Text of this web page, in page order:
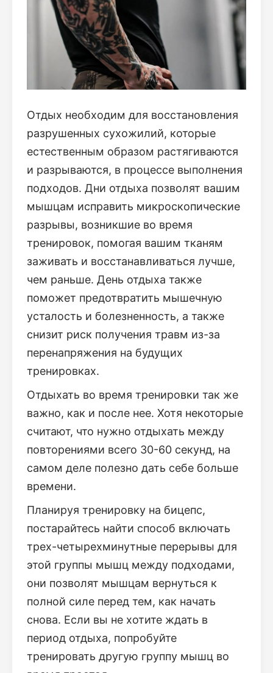
Отдых необходим для восстановления
разрушенных сухожилий, которые
естественным образом растягиваются
и разрываются, в процессе выполнения
подходов. Дни отдыха позволят вашим
мышцам исправить микроскопические
разрывы, возникшие во время
тренировок, помогая вашим тканям
заживать и восстанавливаться лучше,
чем раньше. День отдыха также
поможет предотвратить мышечную
усталость и болезненность, а также
снизит риск получения травм из-за
перенапряжения на будущих
тренировках.
Отдыхать во время тренировки так же
важно, как и после нее. Хотя некоторые
считают, что нужно отдыхать между
повторениями всего 30-60 секунд, на
самом деле полезно дать себе больше
времени.
Планируя тренировку на бицепс,
постарайтесь найти способ включать
трех-четырехминутные перерывы для
этой группы мышц между подходами,
они позволят мышцам вернуться к
полной силе перед тем, как начать
снова. Если вы не хотите ждать в
период отдыха, попробуйте
тренировать другую группу мышц во